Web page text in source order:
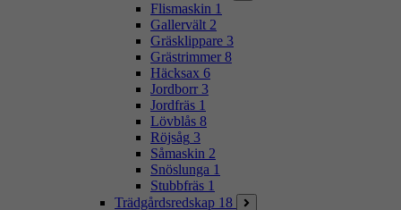
Flismaskin 1
Gallervält 2
Gräsklippare 3
Grästrimmer 8
Häcksax 6
Jordborr 3
Jordfräs 1
Lövblås 8
Röjsåg 3
Såmaskin 2
Snöslunga 1
Stubbfräs 1
Trädgårdsredskap 18